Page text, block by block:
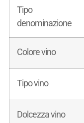
Tipo
denominazione
Colore vino
Tipo vino
Dolcezza vino